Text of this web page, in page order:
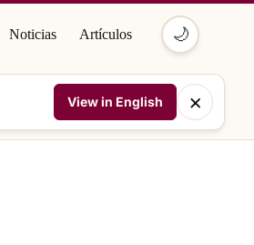
Noticias Artículos 🌙
View in English ×